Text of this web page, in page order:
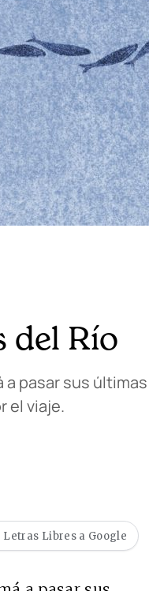
del Río
pasar sus
el viaje.
Libres a Google